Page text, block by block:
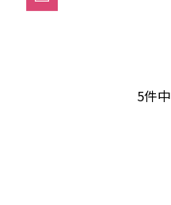
5件中